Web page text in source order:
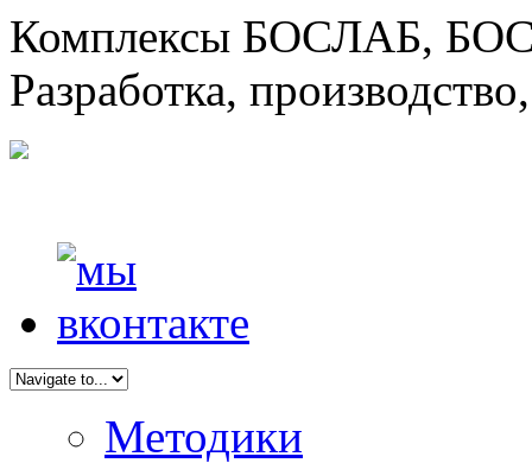
Комплексы БОСЛАБ,
Разработка,
Методики